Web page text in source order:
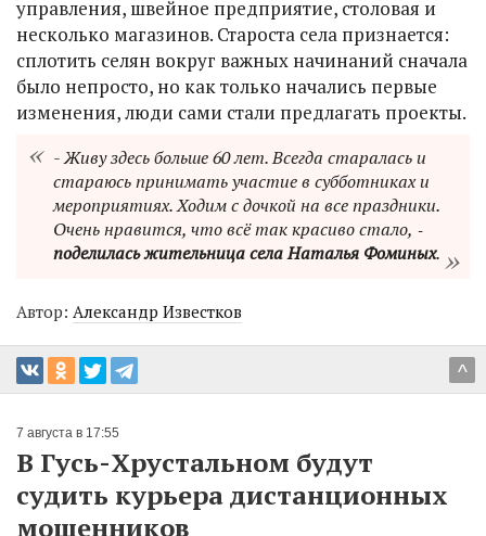
управления, швейное предприятие, столовая и
несколько магазинов. Староста села признается:
сплотить селян вокруг важных начинаний сначала
было непросто, но как только начались первые
изменения, люди сами стали предлагать проекты.
- Живу здесь больше 60 лет. Всегда старалась и
стараюсь принимать участие в субботниках и
мероприятиях. Ходим с дочкой на все праздники.
Очень нравится, что всё так красиво стало, ‑
поделилась жительница села Наталья Фоминых.
Автор: Александр Известков
^
7 августа в 17:55
В Гусь-Хрустальном будут
судить курьера дистанционных
мошенников